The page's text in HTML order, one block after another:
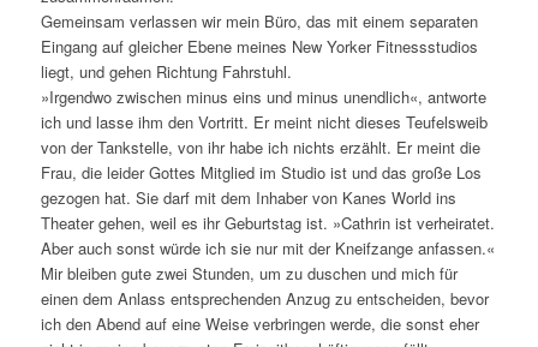
Gemeinsam verlassen wir mein Büro, das mit einem separaten
Eingang auf gleicher Ebene meines New Yorker Fitnessstudios
liegt, und gehen Richtung Fahrstuhl.
»Irgendwo zwischen minus eins und minus unendlich«, antworte
ich und lasse ihm den Vortritt. Er meint nicht dieses Teufelsweib
von der Tankstelle, von ihr habe ich nichts erzählt. Er meint die
Frau, die leider Gottes Mitglied im Studio ist und das große Los
gezogen hat. Sie darf mit dem Inhaber von Kanes World ins
Theater gehen, weil es ihr Geburtstag ist. »Cathrin ist verheiratet.
Aber auch sonst würde ich sie nur mit der Kneifzange anfassen.«
Mir bleiben gute zwei Stunden, um zu duschen und mich für
einen dem Anlass entsprechenden Anzug zu entscheiden, bevor
ich den Abend auf eine Weise verbringen werde, die sonst eher